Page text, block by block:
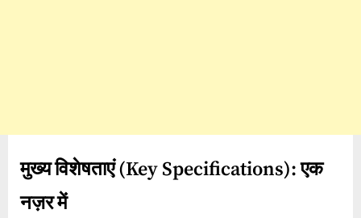
मुख्य विशेषताएं (Key Specifications):एक
नज़र में